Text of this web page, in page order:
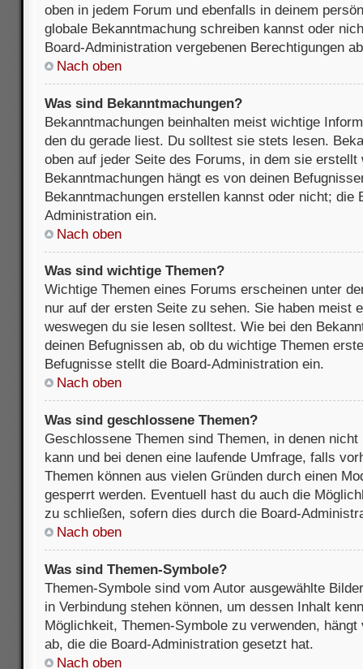
oben in jedem Forum und ebenfalls in deinem
globale Bekanntmachung schreiben kannst oder
Board-Administration vergebenen Berechtigungen
Nach oben
Was sind Bekanntmachungen?
Bekanntmachungen beinhalten meist wichtige
den du gerade liest. Du solltest sie stets lesen.
oben auf jeder Seite des Forums, in dem sie erstellt
Bekanntmachungen hängt es von deinen
Bekanntmachungen erstellen kannst oder nicht; die
Administration ein.
Nach oben
Was sind wichtige Themen?
Wichtige Themen eines Forums erscheinen unter
nur auf der ersten Seite zu sehen. Sie haben meist
weswegen du sie lesen solltest. Wie bei den
deinen Befugnissen ab, ob du wichtige Themen
Befugnisse stellt die Board-Administration ein.
Nach oben
Was sind geschlossene Themen?
Geschlossene Themen sind Themen, in denen
kann und bei denen eine laufende Umfrage, falls
Themen können aus vielen Gründen durch einen
gesperrt werden. Eventuell hast du auch die
zu schließen, sofern dies durch die Board-
Nach oben
Was sind Themen-Symbole?
Themen-Symbole sind vom Autor ausgewählte
in Verbindung stehen können, um dessen Inhalt
Möglichkeit, Themen-Symbole zu verwenden,
ab, die die Board-Administration gesetzt hat.
Nach oben